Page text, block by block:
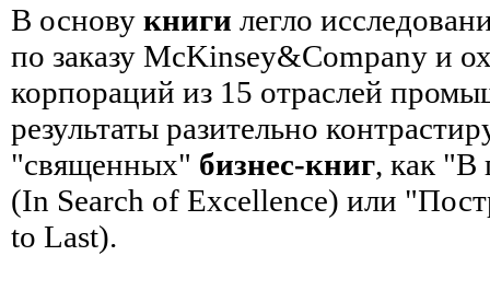
В основу книги легло
по заказу McKinsey&Company и
корпораций из 15 отраслей
результаты разительно
"священных" бизнес-книг, как "В
(In Search of Excellence) или
to Last).